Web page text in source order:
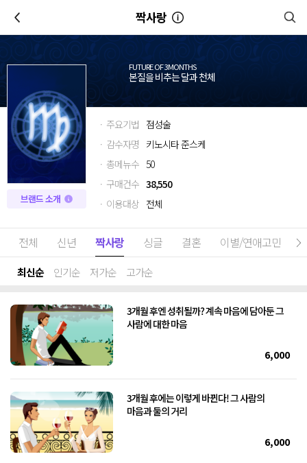
짝사랑
FUTURE OF 3MONTHS
본질을 비추는 달과 천체
브랜드 소개
· 주요기법 점성술
· 감수자명 키노시타 준스케
· 총메뉴수 50
· 구매건수 38,550
· 이용대상 전체
전체 신년 짝사랑 싱글 결혼 이별/연애고민
최신순 인기순 저가순 고가순
3개월 후엔 성취될까? 계속 마음에 담아둔 그
사람에 대한 마음
6,000
3개월 후에는 이렇게 바뀐다! 그 사람의
마음과 둘의 거리
6,000